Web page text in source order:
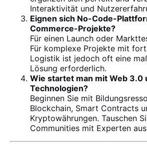
Interaktivität und
Eignen sich No-Code-
Commerce-Projekte?
Für einen Launch oder
Für komplexe Projekte mit
Logistik ist jedoch oft eine
Lösung erforderlich.
Wie startet man mit Web 3.0
Technologien?
Beginnen Sie mit
Blockchain, Smart Contracts
Kryptowährungen. Tauschen
Communities mit Experten